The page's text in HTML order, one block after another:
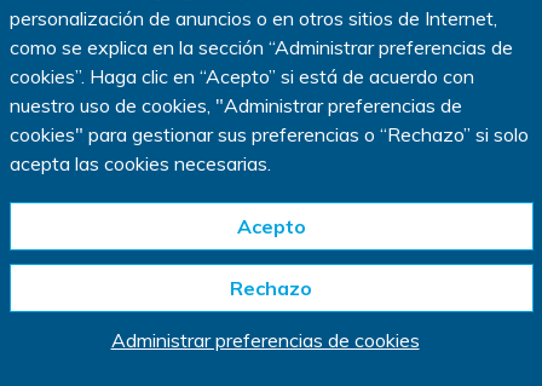
www.IQVIA.com
Este sitio web está diseñado solo para residentes en los EE.
UU.
*En un estudio de investigación clínica, los participantes pueden recibir un
medicamento experimental no aprobado por las autoridades sanitarias, un
medicamento o intervención comparativos aprobados, o una sustancia
inactiva llamada placebo, dependiendo del diseño del estudio (se referirá a
todos como "medicamento del estudio"). Es posible que no se beneficie del
principales riesgos y requisitos conocidos de la participación en un estudio
antes de que decida participar. Dependiendo del estudio, recibirá un
reembolso acorde a los gastos de transporte. La duración del estudio puede
personalización de anuncios o en otros sitios de Internet,
como se explica en la sección “Administrar preferencias de
cookies”. Haga clic en “Acepto” si está de acuerdo con
nuestro uso de cookies, "Administrar preferencias de
cookies" para gestionar sus preferencias o “Rechazo” si solo
acepta las cookies necesarias.
Acepto
Rechazo
Administrar preferencias de cookies